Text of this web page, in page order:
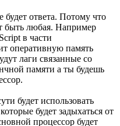
будет ответа. Потому что
быть любая. Например
в части
оперативную память
лаги связанные со
памяти а ты будешь
будет использовать
будет задыхаться от
процессор будет